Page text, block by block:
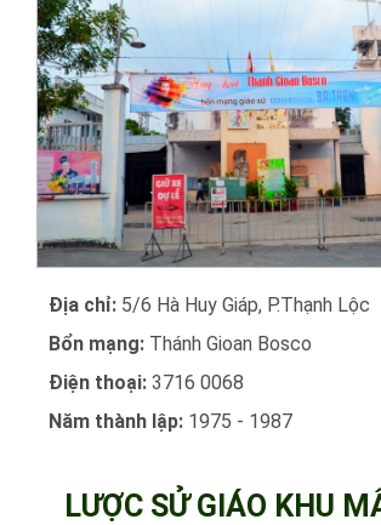
Địa chỉ: 5/6 Hà Huy Giáp, P.Thạnh Lộc
Bổn mạng: Thánh Gioan Bosco
Điện thoại: 3716 0068
Năm thành lập: 1975 - 1987
LƯỢC SỬ GIÁO KHU